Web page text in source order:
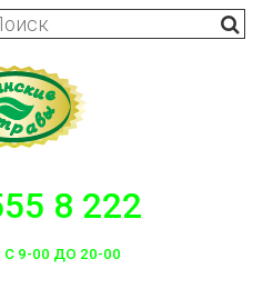
8 222
9-00 ДО 20-00